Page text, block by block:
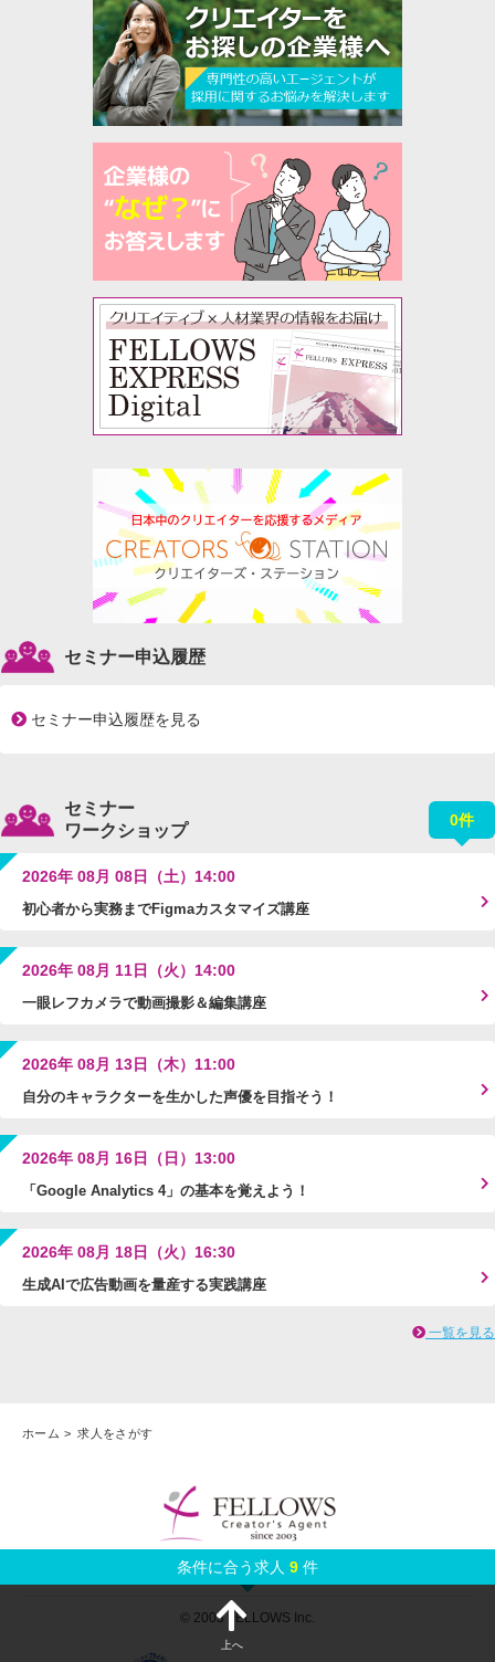
条件に合う求人 9 件
上へ
セミナー申込履歴
セミナー申込履歴を見る
セミナー
ワークショップ
0件
2026年 08月 08日（土）14:00
初心者から実務までFigmaカスタマイズ講座
2026年 08月 11日（火）14:00
一眼レフカメラで動画撮影＆編集講座
2026年 08月 13日（木）11:00
自分のキャラクターを生かした声優を目指そう！
2026年 08月 16日（日）13:00
「Google Analytics 4」の基本を覚えよう！
2026年 08月 18日（火）16:30
生成AIで広告動画を量産する実践講座
一覧を見る
ホーム 求人をさがす
プライバシーポリシー| 利用規約| 特定商取引法に基づく表示
© 2003 FELLOWS Inc.